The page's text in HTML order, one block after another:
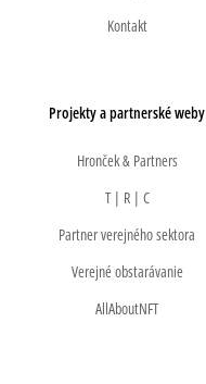
Kontakt
Projekty a partnerské weby
Hronček & Partners
T | R | C
Partner verejného sektora
Verejné obstarávanie
AllAboutNFT